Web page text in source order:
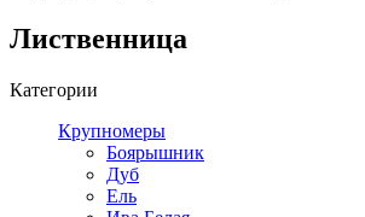
Лиственница
Категории
Крупномеры
Боярышник
Дуб
Ель